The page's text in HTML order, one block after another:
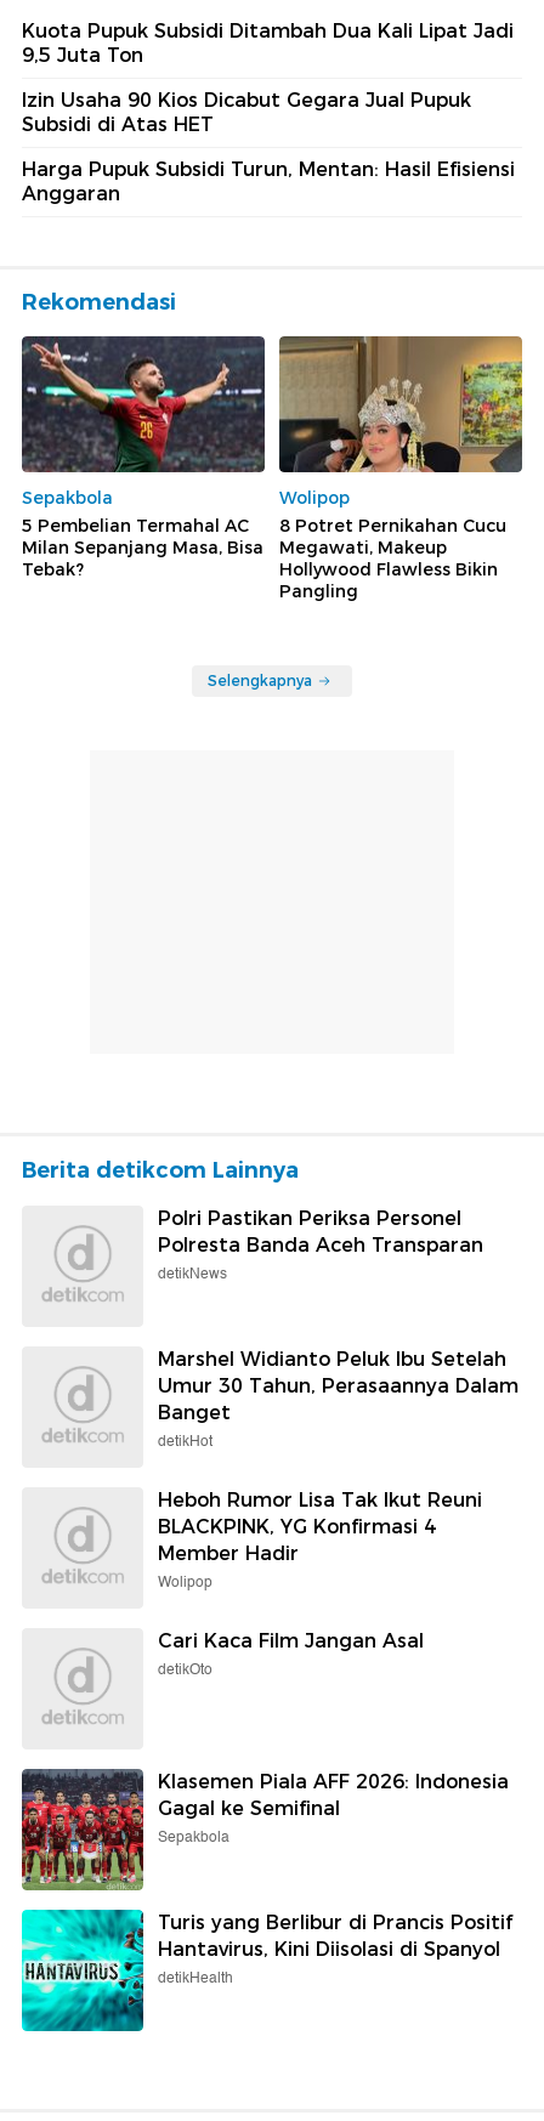
Kuota Pupuk Subsidi Ditambah Dua Kali Lipat Jadi
9,5 Juta Ton
Izin Usaha 90 Kios Dicabut Gegara Jual Pupuk
Subsidi di Atas HET
Harga Pupuk Subsidi Turun, Mentan: Hasil Efisiensi
Anggaran
Rekomendasi
Sepakbola
5 Pembelian Termahal AC
Milan Sepanjang Masa, Bisa
Tebak?
Wolipop
8 Potret Pernikahan Cucu
Megawati, Makeup
Hollywood Flawless Bikin
Pangling
Selengkapnya
Berita detikcom Lainnya
Polri Pastikan Periksa Personel
Polresta Banda Aceh Transparan
detikNews
Marshel Widianto Peluk Ibu Setelah
Umur 30 Tahun, Perasaannya Dalam
Banget
detikHot
Heboh Rumor Lisa Tak Ikut Reuni
BLACKPINK, YG Konfirmasi 4
Member Hadir
Wolipop
Cari Kaca Film Jangan Asal
detikOto
Klasemen Piala AFF 2026: Indonesia
Gagal ke Semifinal
Sepakbola
Turis yang Berlibur di Prancis Positif
Hantavirus, Kini Diisolasi di Spanyol
detikHealth